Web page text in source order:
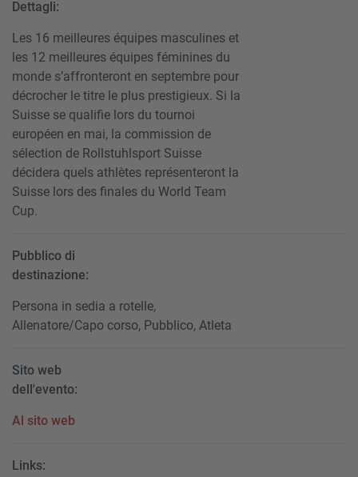
Dettagli:
Les 16 meilleures équipes masculines et
les 12 meilleures équipes féminines du
monde s’affronteront en septembre pour
décrocher le titre le plus prestigieux. Si la
Suisse se qualifie lors du tournoi
européen en mai, la commission de
sélection de Rollstuhlsport Suisse
décidera quels athlètes représenteront la
Suisse lors des finales du World Team
Cup.
Pubblico di
destinazione:
Persona in sedia a rotelle,
Allenatore/Capo corso, Pubblico, Atleta
Sito web
dell'evento:
Al sito web
Links: